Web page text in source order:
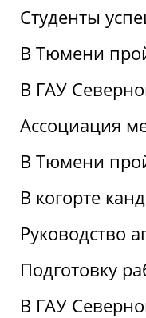
Студенты
В Тюмени
В ГАУ
Ассоциация
В Тюмени
В когорте
Руководство
Подготовку
В ГАУ